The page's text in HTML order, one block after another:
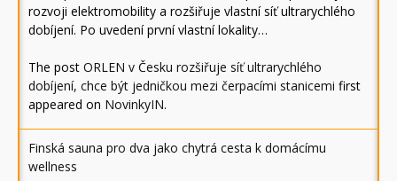
rozvoji elektromobility a rozšiřuje vlastní síť ultrarychlého
dobíjení. Po uvedení první vlastní lokality…
The post ORLEN v Česku rozšiřuje síť ultrarychlého
dobíjení, chce být jedničkou mezi čerpacími stanicemi first
appeared on NovinkyIN.
Finská sauna pro dva jako chytrá cesta k domácímu
wellness